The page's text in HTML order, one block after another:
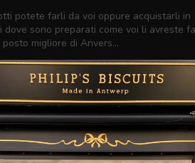
potete farli da voi oppure acquistarli in
dove sono preparati come voi li avreste
migliore di Anvers...